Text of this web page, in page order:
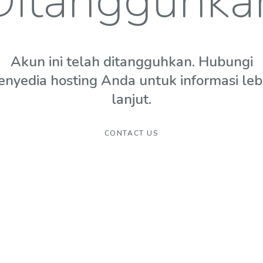
Akun ini telah ditangguhkan. Hubungi
hosting Anda untuk informasi
lanjut.
CONTACT US